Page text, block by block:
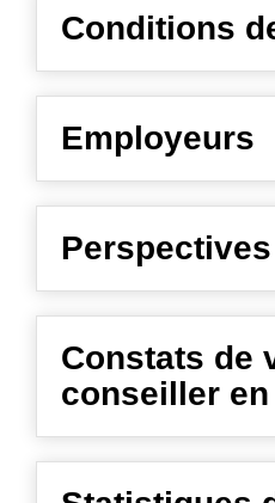
Conditions
Employeurs
Perspectives
Constats de
conseiller